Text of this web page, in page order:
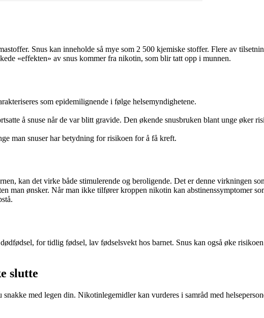
Snus kan inneholde så mye som 2 500 kjemiske stoffer. Flere av
«effekten» av snus kommer fra nikotin, som blir tatt opp i munnen.
som epidemilignende i følge helsemyndighetene.
å snuse når de var blitt gravide. Den økende snusbruken blant unge øker
man snuser har betydning for risikoen for å få kreft.
kan det virke både stimulerende og beroligende. Det er denne virkningen
man ønsker. Når man ikke tilfører kroppen nikotin kan abstinenssymptomer
for tidlig fødsel, lav fødselsvekt hos barnet. Snus kan også øke
slutte
med legen din. Nikotinlegemidler kan vurderes i samråd med